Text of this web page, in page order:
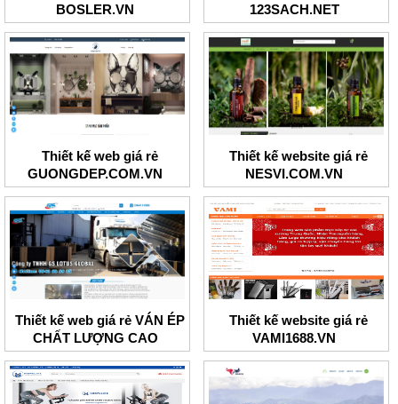
BOSLER.VN
123SACH.NET
Thiết kế web giá rẻ
GUONGDEP.COM.VN
Thiết kế website giá rẻ
NESVI.COM.VN
Thiết kế web giá rẻ VÁN ÉP
CHẤT LƯỢNG CAO
Thiết kế website giá rẻ
VAMI1688.VN